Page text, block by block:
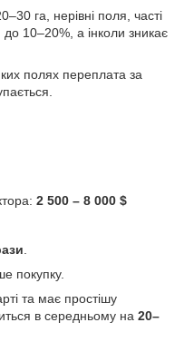
га, нерівні поля, часті
до 10–20%, а інколи зникає
полях переплата за
2 500 – 8 000 $
покупку.
та має простішу
в середньому на 20–